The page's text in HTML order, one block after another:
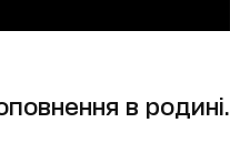
в родині.